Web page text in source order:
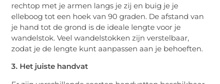
rechtop met je armen langs je zij en buig je je
elleboog tot een hoek van 90 graden. De afstand van
je hand tot de grond is de ideale lengte voor je
wandelstok. Veel wandelstokken zijn verstelbaar,
zodat je de lengte kunt aanpassen aan je behoeften.
3. Het juiste handvat